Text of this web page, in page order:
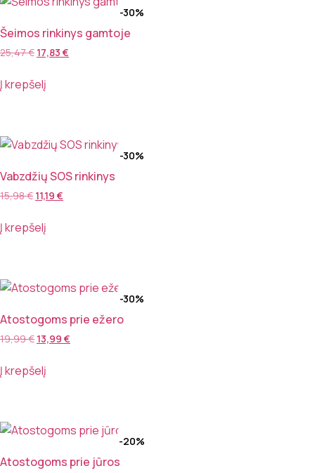
-30%
Šeimos rinkinys gamtoje
25,47€ 17,83 €
Į krepšelį
-30%
Vabzdžių SOS rinkinys
15,98€ 11,19 €
Į krepšelį
-30%
Atostogoms prie ežero
19,99€ 13,99 €
Į krepšelį
-20%
Atostogoms prie jūros